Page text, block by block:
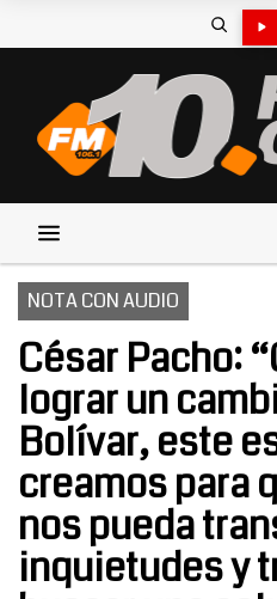
NOTA CON AUDIO
César Pacho:
lograr un
Bolívar, este
creamos para
nos pueda
inquietudes y